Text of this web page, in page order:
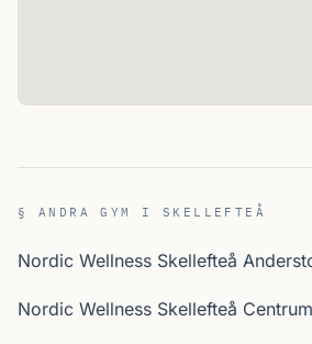
§ ANDRA GYM I SKELLEFTEÅ
Nordic Wellness Skellefteå
Nordic Wellness Skellefteå Centrum